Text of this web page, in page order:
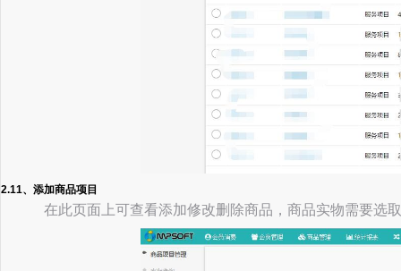
2.11、添加商品项目
在此页面上可查看添加修改删除商品，商品实物需要选